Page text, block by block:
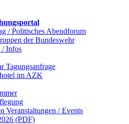
/ Politisches Abendforum
der Bundeswehr
/ Infos
Tagungsanfrage
im AZK
Veranstaltungen / Events
(PDF)